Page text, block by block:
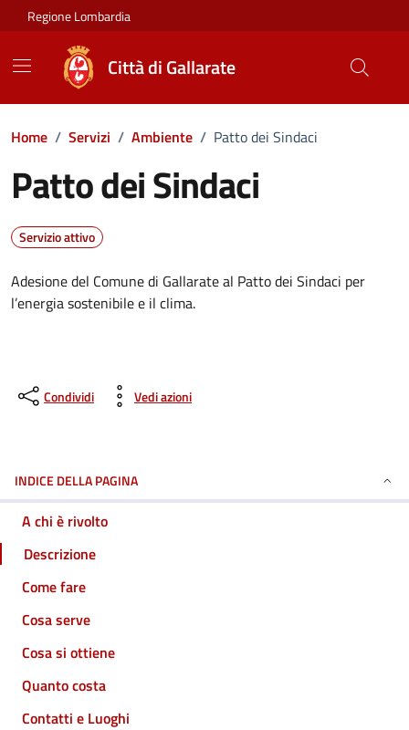
Vai ai contenuti
Vai al footer
Regione Lombardia
Città di Gallarate
Home / Servizi / Ambiente / Patto dei Sindaci
Patto dei Sindaci
Servizio attivo
Adesione del Comune di Gallarate al Patto dei Sindaci per
l’energia sostenibile e il clima.
Condividi Vedi azioni
INDICE DELLA PAGINA
A chi è rivolto
Descrizione
Come fare
Cosa serve
Cosa si ottiene
Quanto costa
Contatti e Luoghi